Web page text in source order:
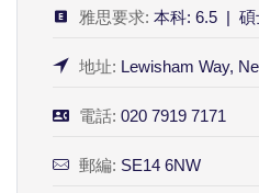
雅思要求: 本科: 6.5 | 碩
地址: Lewisham Way,
電話: 020 7919 7171
郵編: SE14 6NW